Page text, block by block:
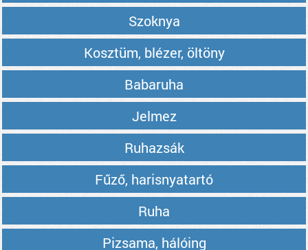
Szoknya
Kosztüm, blézer, öltöny
Babaruha
Jelmez
Ruhazsák
Fűző, harisnyatartó
Ruha
Pizsama, hálóing